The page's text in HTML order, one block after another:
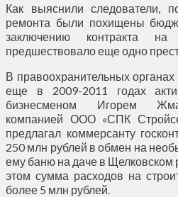
Как выяснили следователи,
ремонта были похищены
заключению контракта на
предшествовало еще одно
В правоохранительных
еще в 2009-2011 годах
бизнесменом Игорем
компанией ООО «СПК
предлагал коммерсанту
250 млн рублей в обмен на
ему баню на даче в
этом сумма расходов на
более 5 млн рублей.